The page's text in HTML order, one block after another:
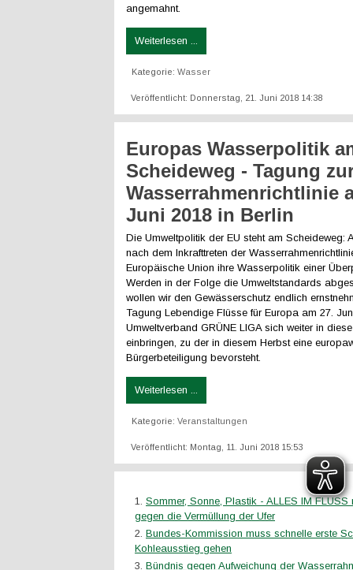
angemahnt.
Weiterlesen ...
Kategorie: Wasser
Veröffentlicht: Donnerstag, 21. Juni 2018 14:38
Europas Wasserpolitik
Scheideweg - Tagung
Wasserrahmenrichtlinie
Juni 2018 in Berlin
Die Umweltpolitik der EU steht am Scheideweg:
nach dem Inkrafttreten der
Europäische Union ihre Wasserpolitik einer
Werden in der Folge die Umweltstandards
wollen wir den Gewässerschutz endlich
Tagung Lebendige Flüsse für Europa am 27.
Umweltverband GRÜNE LIGA sich weiter in
einbringen, zu der in diesem Herbst eine
Bürgerbeteiligung bevorsteht.
Weiterlesen ...
Kategorie: Veranstaltungen
Veröffentlicht: Montag, 11. Juni 2018 15:53
Sommer, Sonne, Plastik - ALLES IM FLUSS
gegen die Vermüllung der Ufer
Bundes-Kommission muss schnelle erste
Kohleausstieg gehen
Bündnis gegen Aufweichung der